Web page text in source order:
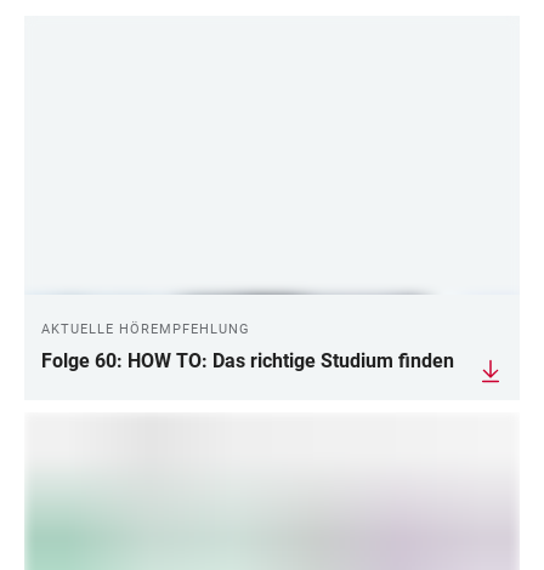
AKTUELLE HÖREMPFEHLUNG
Folge 60: HOW TO: Das richtige Studium finden